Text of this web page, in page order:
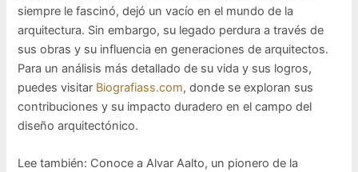
siempre le fascinó, dejó un vacío en el mundo de la
arquitectura. Sin embargo, su legado perdura a través de
sus obras y su influencia en generaciones de arquitectos.
Para un análisis más detallado de su vida y sus logros,
puedes visitar Biografiass.com, donde se exploran sus
contribuciones y su impacto duradero en el campo del
diseño arquitectónico.
Lee también: Conoce a Alvar Aalto, un pionero de la